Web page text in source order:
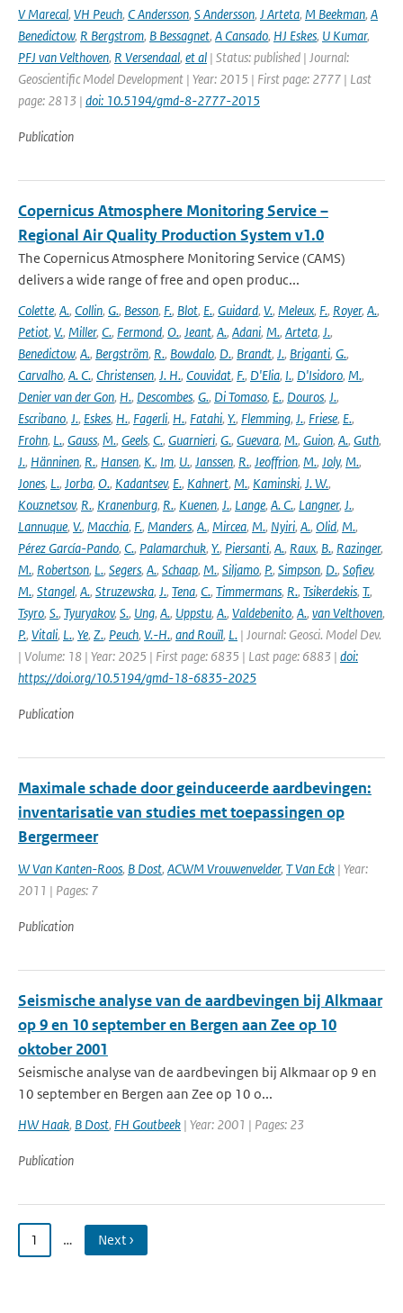
V Marecal, VH Peuch, C Andersson, S Andersson, J Arteta, M Beekman, A
Benedictow, R Bergstrom, B Bessagnet, A Cansado, HJ Eskes, U Kumar,
PFJ van Velthoven, R Versendaal, et al | Status: published | Journal:
Geoscientific Model Development | Year: 2015 | First page: 2777 | Last
page: 2813 | doi: 10.5194/gmd-8-2777-2015
Publication
Copernicus Atmosphere Monitoring Service –
Regional Air Quality Production System v1.0
The Copernicus Atmosphere Monitoring Service (CAMS)
delivers a wide range of free and open produc...
Colette, A., Collin, G., Besson, F., Blot, E., Guidard, V., Meleux, F., Royer, A.,
Petiot, V., Miller, C., Fermond, O., Jeant, A., Adani, M., Arteta, J.,
Benedictow, A., Bergström, R., Bowdalo, D., Brandt, J., Briganti, G.,
Carvalho, A. C., Christensen, J. H., Couvidat, F., D'Elia, I., D'Isidoro, M.,
Denier van der Gon, H., Descombes, G., Di Tomaso, E., Douros, J.,
Escribano, J., Eskes, H., Fagerli, H., Fatahi, Y., Flemming, J., Friese, E.,
Frohn, L., Gauss, M., Geels, C., Guarnieri, G., Guevara, M., Guion, A., Guth,
J., Hänninen, R., Hansen, K., Im, U., Janssen, R., Jeoffrion, M., Joly, M.,
Jones, L., Jorba, O., Kadantsev, E., Kahnert, M., Kaminski, J. W.,
Kouznetsov, R., Kranenburg, R., Kuenen, J., Lange, A. C., Langner, J.,
Lannuque, V., Macchia, F., Manders, A., Mircea, M., Nyiri, A., Olid, M.,
Pérez García-Pando, C., Palamarchuk, Y., Piersanti, A., Raux, B., Razinger,
M., Robertson, L., Segers, A., Schaap, M., Siljamo, P., Simpson, D., Sofiev,
M., Stangel, A., Struzewska, J., Tena, C., Timmermans, R., Tsikerdekis, T.,
Tsyro, S., Tyuryakov, S., Ung, A., Uppstu, A., Valdebenito, A., van Velthoven,
P., Vitali, L., Ye, Z., Peuch, V.-H., and Rouïl, L. | Journal: Geosci. Model Dev.
| Volume: 18 | Year: 2025 | First page: 6835 | Last page: 6883 | doi:
https://doi.org/10.5194/gmd-18-6835-2025
Publication
Maximale schade door geinduceerde aardbevingen:
inventarisatie van studies met toepassingen op
Bergermeer
W Van Kanten-Roos, B Dost, ACWM Vrouwenvelder, T Van Eck | Year:
2011 | Pages: 7
Publication
Seismische analyse van de aardbevingen bij Alkmaar
op 9 en 10 september en Bergen aan Zee op 10
oktober 2001
Seismische analyse van de aardbevingen bij Alkmaar op 9 en
10 september en Bergen aan Zee op 10 o...
HW Haak, B Dost, FH Goutbeek | Year: 2001 | Pages: 23
Publication
1 … Next ›